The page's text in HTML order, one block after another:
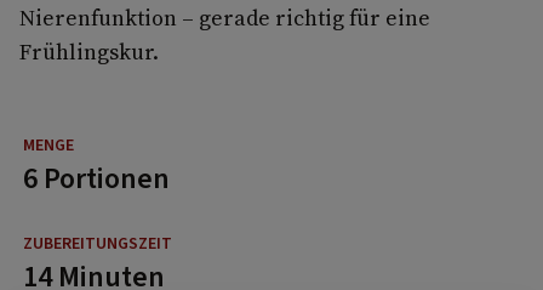
Nierenfunktion – gerade richtig für eine
Frühlingskur.
6 Portionen
14 Minuten